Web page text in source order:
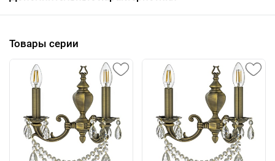
Товары серии